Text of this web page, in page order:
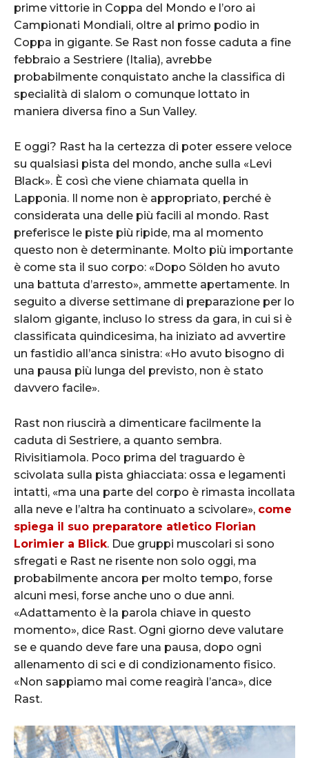
prime vittorie in Coppa del Mondo e l’oro ai
Campionati Mondiali, oltre al primo podio in
Coppa in gigante. Se Rast non fosse caduta a fine
febbraio a Sestriere (Italia), avrebbe
probabilmente conquistato anche la classifica di
specialità di slalom o comunque lottato in
maniera diversa fino a Sun Valley.
E oggi? Rast ha la certezza di poter essere veloce
su qualsiasi pista del mondo, anche sulla «Levi
Black». È così che viene chiamata quella in
Lapponia. Il nome non è appropriato, perché è
considerata una delle più facili al mondo. Rast
preferisce le piste più ripide, ma al momento
questo non è determinante. Molto più importante
è come sta il suo corpo: «Dopo Sölden ho avuto
una battuta d’arresto», ammette apertamente. In
seguito a diverse settimane di preparazione per lo
slalom gigante, incluso lo stress da gara, in cui si è
classificata quindicesima, ha iniziato ad avvertire
un fastidio all’anca sinistra: «Ho avuto bisogno di
una pausa più lunga del previsto, non è stato
davvero facile».
Rast non riuscirà a dimenticare facilmente la
caduta di Sestriere, a quanto sembra.
Rivisitiamola. Poco prima del traguardo è
scivolata sulla pista ghiacciata: ossa e legamenti
intatti, «ma una parte del corpo è rimasta incollata
alla neve e l’altra ha continuato a scivolare», come
spiega il suo preparatore atletico Florian
Lorimier a Blick. Due gruppi muscolari si sono
sfregati e Rast ne risente non solo oggi, ma
probabilmente ancora per molto tempo, forse
alcuni mesi, forse anche uno o due anni.
«Adattamento è la parola chiave in questo
momento», dice Rast. Ogni giorno deve valutare
se e quando deve fare una pausa, dopo ogni
allenamento di sci e di condizionamento fisico.
«Non sappiamo mai come reagirà l’anca», dice
Rast.